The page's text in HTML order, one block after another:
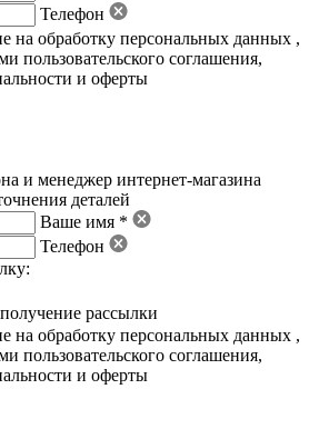
Телефон
на обработку персональных данных ,
пользовательского соглашения,
и оферты
и менеджер интернет-магазина
деталей
Ваше имя *
Телефон
рассылки
на обработку персональных данных ,
пользовательского соглашения,
и оферты